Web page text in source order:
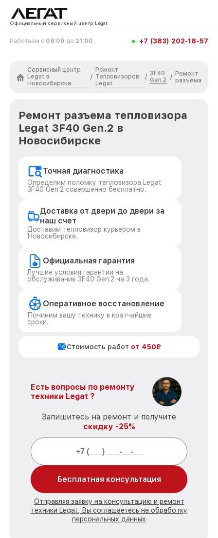
Официальный сервисный центр Legat
Работаем с 09:00 до 21:00 +7 (383) 202-18-57
Сервисный центр
Legat в
Новосибирске
/
Ремонт
Тепловизоров
Legat
/
3F40
Gen.2
/ Ремонт
разъема
Ремонт разъема тепловизора
Legat 3F40 Gen.2 в
Новосибирске
Точная диагностика
Определим поломку тепловизора Legat
3F40 Gen.2 совершенно бесплатно.
Доставка от двери до двери за
наш счет
Доставим тепловизор курьером в
Новосибирске.
Официальная гарантия
Лучшие условия гарантии на
обслуживание 3F40 Gen.2 на 3 года.
Оперативное восстановление
Починим вашу технику в кратчайшие
сроки.
Стоимость работ от 450₽
Есть вопросы по ремонту
техники Legat ?
Запишитесь на ремонт и получите
скидку -25%
Бесплатная консультация
Отправляя заявку на консультацию и ремонт
техники Legat, Вы соглашаетесь на обработку
персональных данных